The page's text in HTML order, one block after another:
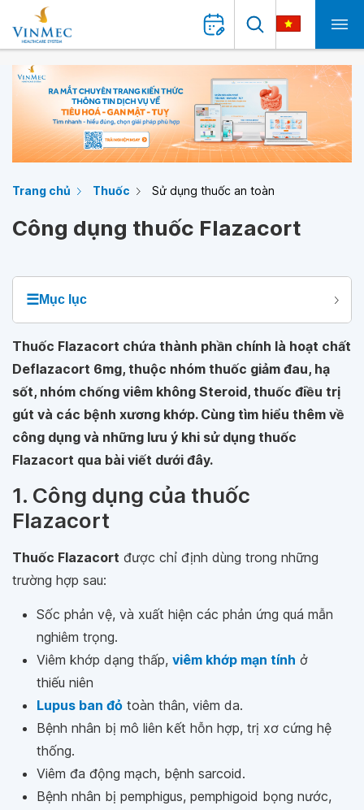
Trang chủ Thuốc Sử dụng thuốc an toàn
Công dụng thuốc Flazacort
☰Mục lục
Thuốc Flazacort chứa thành phần chính là hoạt chất
Deflazacort 6mg, thuộc nhóm thuốc giảm đau, hạ
sốt, nhóm chống viêm không Steroid, thuốc điều trị
gút và các bệnh xương khớp. Cùng tìm hiểu thêm về
công dụng và những lưu ý khi sử dụng thuốc
Flazacort qua bài viết dưới đây.
1. Công dụng của thuốc
Flazacort
Thuốc Flazacort được chỉ định dùng trong những
trường hợp sau:
Sốc phản vệ, và xuất hiện các phản ứng quá mẫn
nghiêm trọng.
Viêm khớp dạng thấp, viêm khớp mạn tính ở
thiếu niên
Lupus ban đỏ toàn thân, viêm da.
Bệnh nhân bị mô liên kết hỗn hợp, trị xơ cứng hệ
thống.
Viêm đa động mạch, bệnh sarcoid.
Bệnh nhân bị pemphigus, pemphigoid bọng nước,